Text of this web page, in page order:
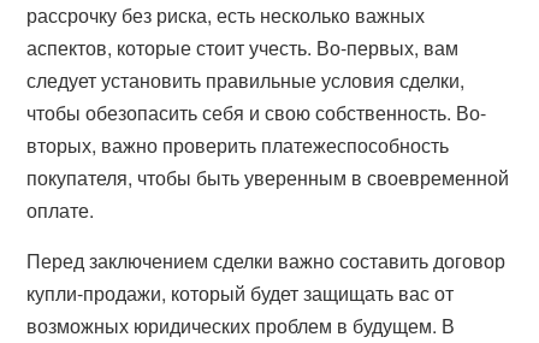
рассрочку без риска, есть несколько важных
аспектов, которые стоит учесть. Во-первых, вам
следует установить правильные условия сделки,
чтобы обезопасить себя и свою собственность. Во-
вторых, важно проверить платежеспособность
покупателя, чтобы быть уверенным в своевременной
оплате.
Перед заключением сделки важно составить договор
купли-продажи, который будет защищать вас от
возможных юридических проблем в будущем. В